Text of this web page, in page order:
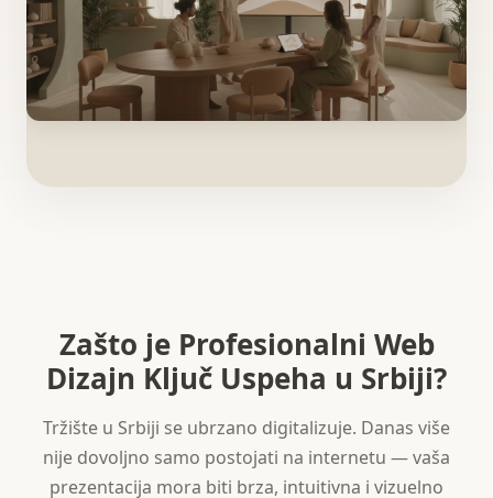
Zašto je Profesionalni Web
Dizajn Ključ Uspeha u Srbiji?
Tržište u Srbiji se ubrzano digitalizuje. Danas više
nije dovoljno samo postojati na internetu — vaša
prezentacija mora biti brza, intuitivna i vizuelno